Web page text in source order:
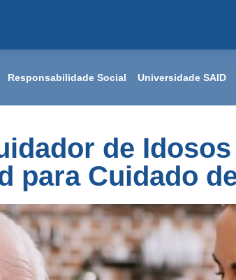
Responsabilidade Social Universidade SAID
de
para Cuidado